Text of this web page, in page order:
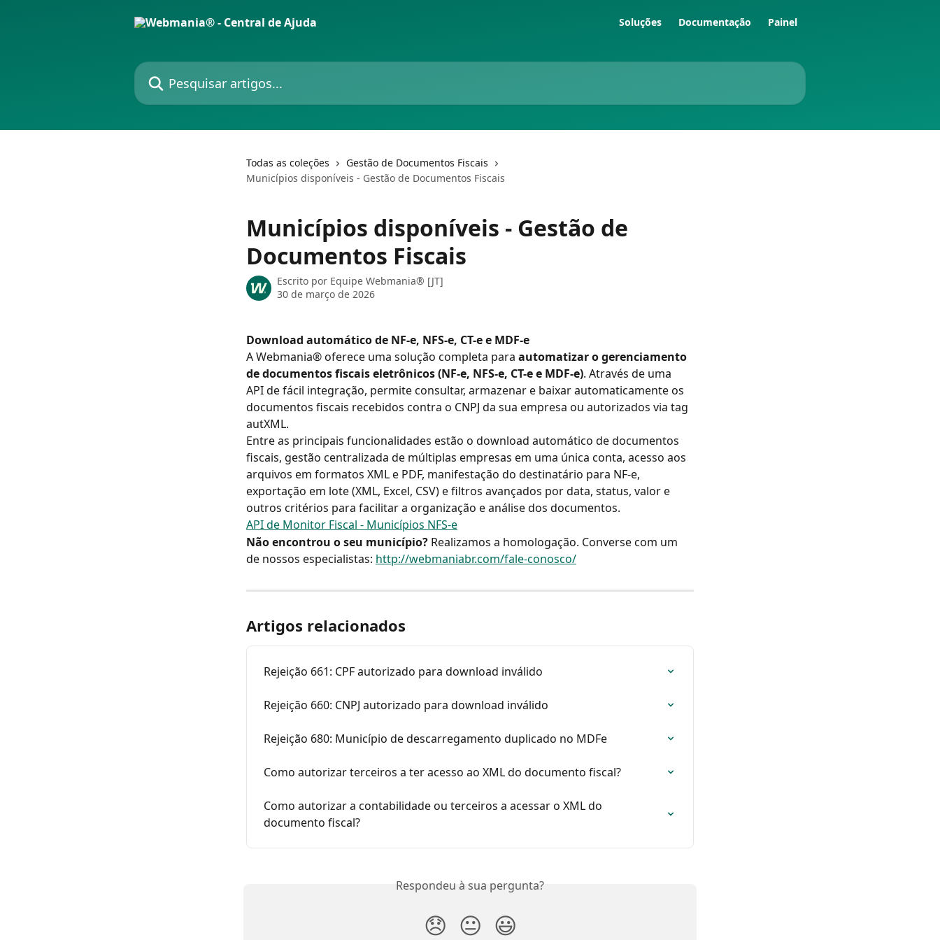
Soluções Documentação Painel
Pesquisar artigos...
Todas as coleções
Gestão de Documentos Fiscais
Municípios disponíveis - Gestão de Documentos Fiscais
Municípios disponíveis - Gestão de
Documentos Fiscais
Escrito por Equipe Webmania® [JT]
30 de março de 2026
Download automático de NF-e, NFS-e, CT-e e MDF-e
A Webmania® oferece uma solução completa para automatizar o gerenciamento
de documentos fiscais eletrônicos (NF-e, NFS-e, CT-e e MDF-e). Através de uma
API de fácil integração, permite consultar, armazenar e baixar automaticamente os
documentos fiscais recebidos contra o CNPJ da sua empresa ou autorizados via tag
autXML.
Entre as principais funcionalidades estão o download automático de documentos
fiscais, gestão centralizada de múltiplas empresas em uma única conta, acesso aos
arquivos em formatos XML e PDF, manifestação do destinatário para NF-e,
exportação em lote (XML, Excel, CSV) e filtros avançados por data, status, valor e
outros critérios para facilitar a organização e análise dos documentos.
API de Monitor Fiscal - Municípios NFS-e
Não encontrou o seu município? Realizamos a homologação. Converse com um
de nossos especialistas: http://webmaniabr.com/fale-conosco/
Artigos relacionados
Rejeição 661: CPF autorizado para download inválido
Rejeição 660: CNPJ autorizado para download inválido
Rejeição 680: Município de descarregamento duplicado no MDFe
Como autorizar terceiros a ter acesso ao XML do documento fiscal?
Como autorizar a contabilidade ou terceiros a acessar o XML do
documento fiscal?
Respondeu à sua pergunta?
😞 😐 😃